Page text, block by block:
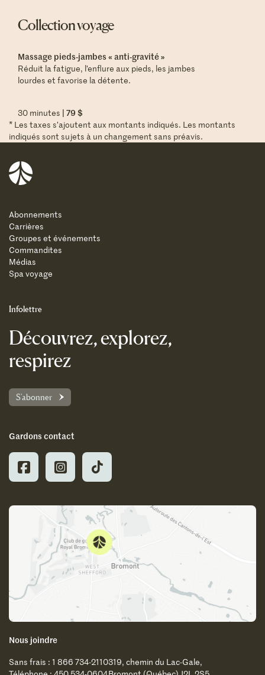
Collection voyage
Massage pieds-jambes « anti-gravité »
Réduit la fatigue, l’enflure aux pieds, les jambes
lourdes et favorise la détente.
30 minutes | 79 $
* Les taxes s’ajoutent aux montants indiqués. Les montants
indiqués sont sujets à un changement sans préavis.
Balnea
Infolettre
Découvrez, explorez,
respirez
S'abonner
Gardons contact
Abonnements
Carrières
Groupes et événements
Commandites
Médias
Spa voyage
Nous joindre
Sans frais : 1 866 734-2110319, chemin du Lac-Gale,